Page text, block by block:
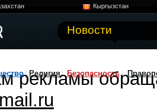
Кыргызстан
Новости
Религия Безопасность
рекламы